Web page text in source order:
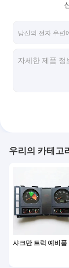
트랙터 트럭
트럭의 변속
포톤 트럭 예
우리의 카테고
샤크만 트럭 예비품